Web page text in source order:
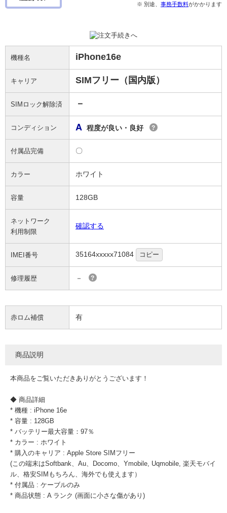
※ 別途、 事務手数料がかかります
機種名 iPhone16e
キャリア SIMフリー（国内版）
SIMロック解除済 －
コンディション A 程度が良い・良好 ?
付属品完備 〇
カラー ホワイト
容量 128GB
ネットワーク
利用制限
確認する
IMEI番号 35164xxxxx71084 コピー
修理履歴 － ?
赤ロム補償 有
商品説明
本商品をご覧いただきありがとうございます！
◆ 商品詳細
* 機種 : iPhone 16e
* 容量 : 128GB
* バッテリー最大容量：97％
* カラー : ホワイト
* 購入のキャリア : Apple Store SIMフリー
(この端末はSoftbank、Au、Docomo、Ymobile, Uqmobile, 楽天モバイ
ル、格安SIMもちろん、海外でも使えます）
* 付属品 : ケーブルのみ
* 商品状態 : A ランク (画面に小さな傷があり)